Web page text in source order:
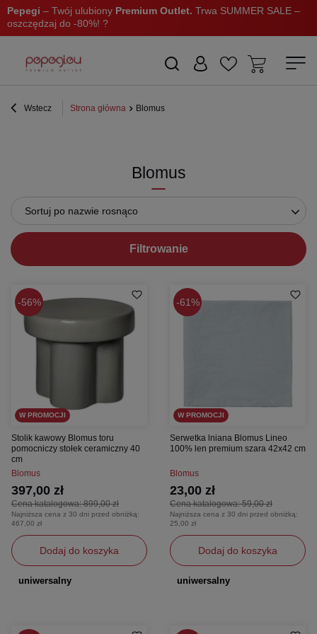
Pepegi – Twój ulubiony Premium Outlet. Trwa SUMMER SALE –
oszczędzaj do -80%! ?
Wstecz Strona główna Blomus
Blomus
Sortuj po nazwie rosnąco
Filtrowanie
56%
W PROMOCJI
Stolik kawowy Blomus toru
pomocniczy stołek ceramiczny 40
cm
Blomus
Cena katalogowa:899,00 zł
397,00 zł
Najniższa cena z 30 dni przed obniżką:
467,00 zł
Dodaj do koszyka
uniwersalny
61%
W PROMOCJI
Serwetka lniana Blomus Lineo
100% len premium szara 42x42 cm
Blomus
Cena katalogowa:59,00 zł
23,00 zł
Najniższa cena z 30 dni przed obniżką:
25,00 zł
Dodaj do koszyka
uniwersalny